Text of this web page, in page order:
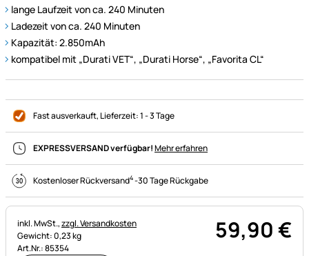
lange Laufzeit von ca. 240 Minuten
Ladezeit von ca. 240 Minuten
Kapazität: 2.850mAh
kompatibel mit „Durati VET“, „Durati Horse“, „Favorita CL“
Fast ausverkauft, Lieferzeit:1 - 3 Tage
EXPRESSVERSAND verfügbar!Mehr erfahren
Kostenloser Rückversand4-30 Tage Rückgabe
Steuerhinweis:
inkl. MwSt.,zzgl. Versandkosten
Gewicht: 0,23 kg
Art.Nr.: 85354
59,90€